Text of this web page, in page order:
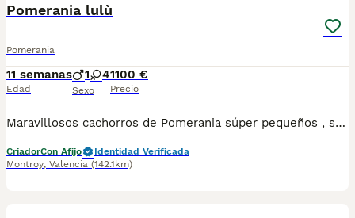
Pomerania lulù
Pomerania
11 semanas
Edad
1 4
Sexo
1100 €
Precio
Maravillosos cachorros de Pomerania súper pequeños , se quedarán en una verdadera miniatura . Los padres viven con nosotros y son perros muy felices.
CriadorCon Afijo
Identidad Verificada
Montroy, Valencia (142.1km)